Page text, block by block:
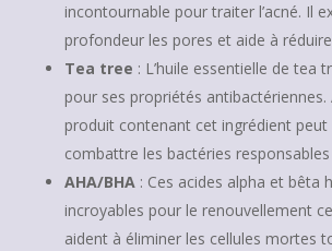
incontournable pour traiter l’acné. Il
profondeur les pores et aide à
Tea tree : L’huile essentielle de tea
pour ses propriétés
produit contenant cet ingrédient peut
combattre les bactéries
AHA/BHA: Ces acides alpha et bêta
incroyables pour le renouvellement
aident à éliminer les cellules mortes